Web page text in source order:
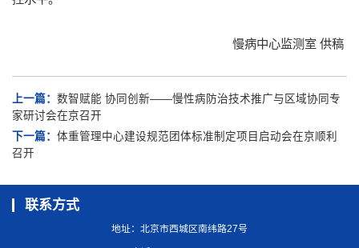
慢病中心监测室 供稿
上一篇： 数智赋能 协同创新——慢性病防治技术推广与区域协同专
家研讨会在京召开
下一篇： 体重管理中心建设规范团体标准制定项目启动会在京顺利
召开
联系方式
地址：北京市西城区南纬路27号